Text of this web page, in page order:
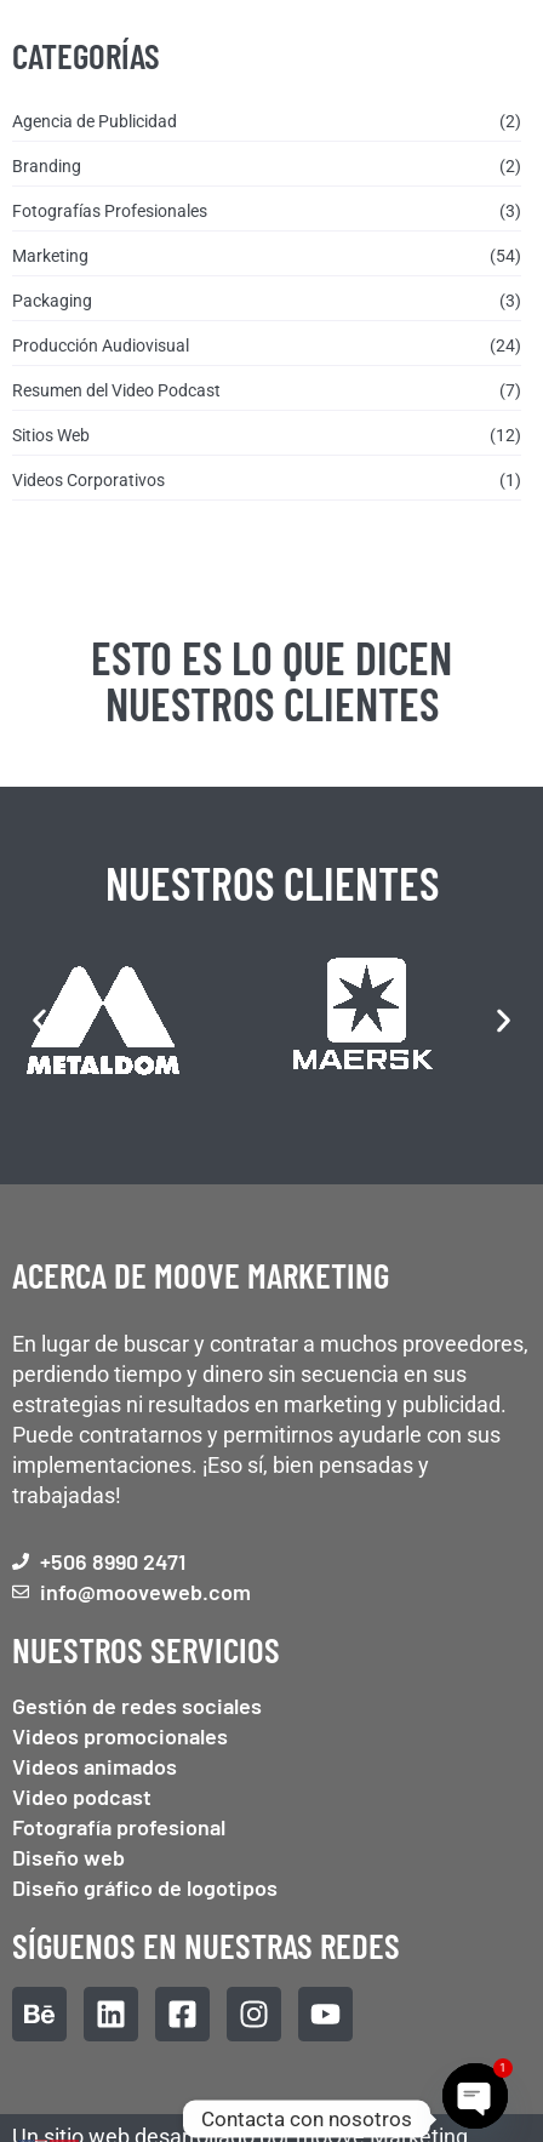
CATEGORÍAS
Agencia de Publicidad (2)
Branding (2)
Fotografías Profesionales (3)
Marketing (54)
Packaging (3)
Producción Audiovisual (24)
Resumen del Video Podcast (7)
Sitios Web (12)
Videos Corporativos (1)
ESTO ES LO QUE DICEN
NUESTROS CLIENTES
NUESTROS CLIENTES
ACERCA DE MOOVE MARKETING
En lugar de buscar y contratar a muchos proveedores,
perdiendo tiempo y dinero sin secuencia en sus
estrategias ni resultados en marketing y publicidad.
Puede contratarnos y permitirnos ayudarle con sus
implementaciones. ¡Eso sí, bien pensadas y
trabajadas!
+506 8990 2471
info@mooveweb.com
NUESTROS SERVICIOS
Gestión de redes sociales
Videos promocionales
Videos animados
Video podcast
Fotografía profesional
Diseño web
Diseño gráfico de logotipos
SÍGUENOS EN NUESTRAS REDES
Un sitio web desarrollado por moOve Marketing.
Contacta con nosotros